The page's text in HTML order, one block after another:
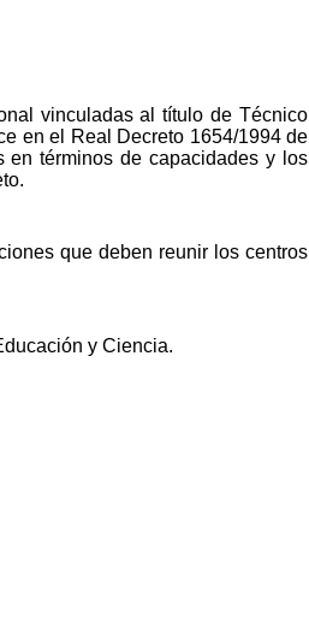
vinculadas al título de Técnico
en el Real Decreto 1654/1994 de
en términos de capacidades y los
que deben reunir los centros
y Ciencia.